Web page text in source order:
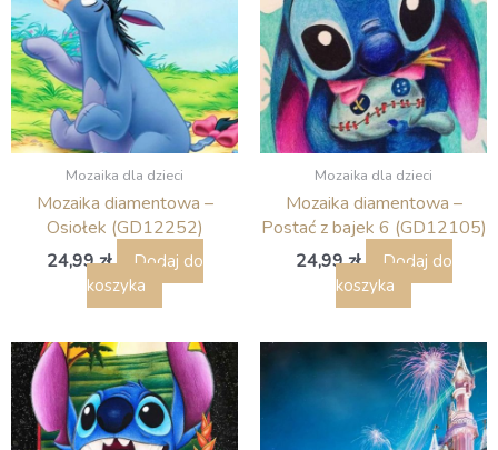
Mozaika dla dzieci
Mozaika diamentowa –
Osiołek (GD12252)
24,99zł
Dodaj do
koszyka
Mozaika dla dzieci
Mozaika diamentowa –
Postać z bajek 6 (GD12105)
24,99zł
Dodaj do
koszyka